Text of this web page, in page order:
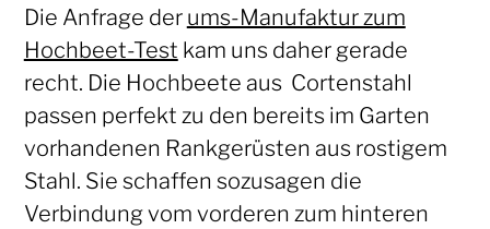
Die Anfrage der ums-Manufaktur zum
Hochbeet-Test kam uns daher gerade
recht. Die Hochbeete aus Cortenstahl
passen perfekt zu den bereits im Garten
vorhandenen Rankgerüsten aus rostigem
Stahl. Sie schaffen sozusagen die
Verbindung vom vorderen zum hinteren